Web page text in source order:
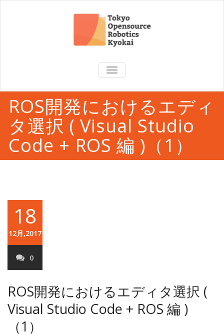
TOGGLE
NAVIGATION
ROS開発におけるエディ
タ選択 ( Visual Studio
Code + ROS 編 )（1）
18
12月,2017
0
ROS開発におけるエディタ選択 (
Visual Studio Code + ROS 編 )
（1）